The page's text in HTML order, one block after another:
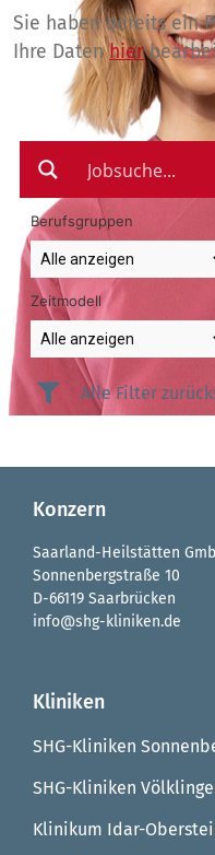
Sie haben bereits ein
Ihre Datenhier
Berufsgruppen
Zeitmodell
Alle Filter
Konzern
Saarland-Heilstätten
Sonnenbergstraße 10
D-66119 Saarbrücken
info@shg-kliniken.de
Kliniken
SHG-Kliniken
SHG-Kliniken
Klinikum Idar-